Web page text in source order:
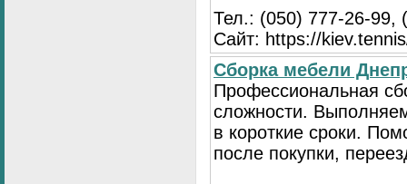
Тел.: (050) 777-26-99,
Сайт: https://
Сборка мебели
Профессиональная
сложности.
в короткие сроки.
после покупки,